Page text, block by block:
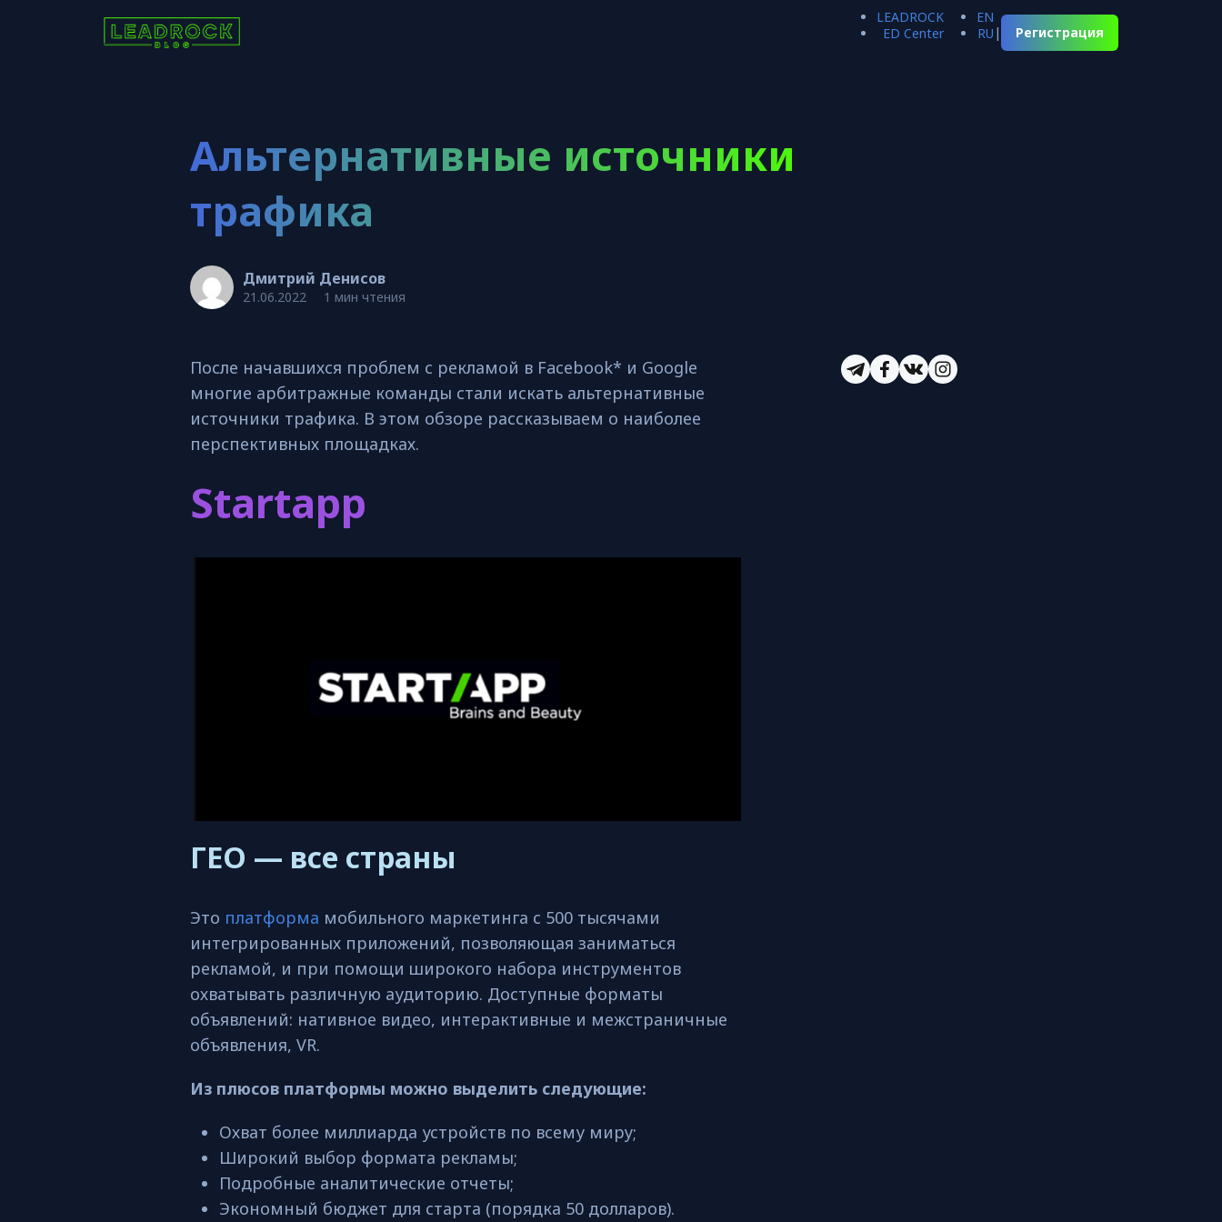
LEADROCK
ED Center
EN
RU | Регистрация
Альтернативные источники
трафика
Дмитрий Денисов
21.06.2022 1 мин чтения
После начавшихся проблем с рекламой в Facebook* и Google
многие арбитражные команды стали искать альтернативные
источники трафика. В этом обзоре рассказываем о наиболее
перспективных площадках.
Startapp
ГЕО — все страны
Это платформа мобильного маркетинга с 500 тысячами
интегрированных приложений, позволяющая заниматься
рекламой, и при помощи широкого набора инструментов
охватывать различную аудиторию. Доступные форматы
объявлений: нативное видео, интерактивные и межстраничные
объявления, VR.
Из плюсов платформы можно выделить следующие:
Охват более миллиарда устройств по всему миру;
Широкий выбор формата рекламы;
Подробные аналитические отчеты;
Экономный бюджет для старта (порядка 50 долларов).